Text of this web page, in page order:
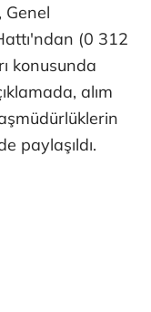
(0 312
konusunda
alım
paylaşıldı.